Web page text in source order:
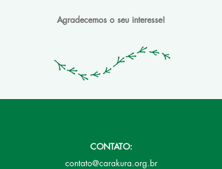
Agradecemos o seu interesse!
CONTATO:
contato@carakura.org.br